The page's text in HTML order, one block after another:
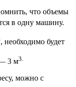
что объемы
в одну машину.
, необходимо будет
— 3 м3.
можно с